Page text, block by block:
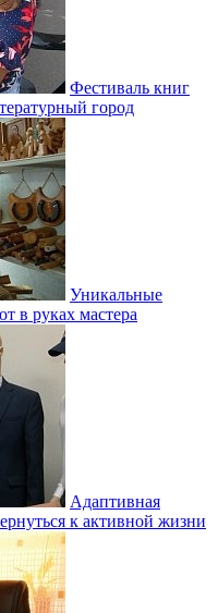
Фестиваль книг
город
Уникальные
в руках мастера
Адаптивная
к активной жизни